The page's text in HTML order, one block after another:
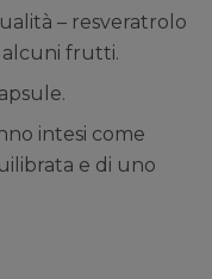
– resveratrolo
frutti.
intesi come
e di uno